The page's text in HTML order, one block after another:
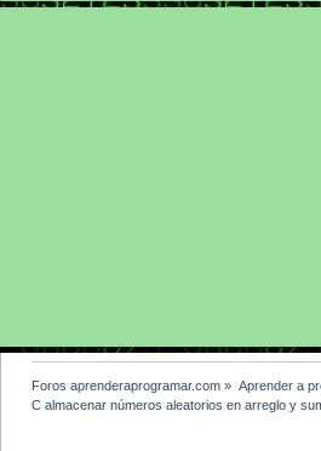
Foros aprenderaprogramar.com » Aprender a
C almacenar números aleatorios en arreglo y